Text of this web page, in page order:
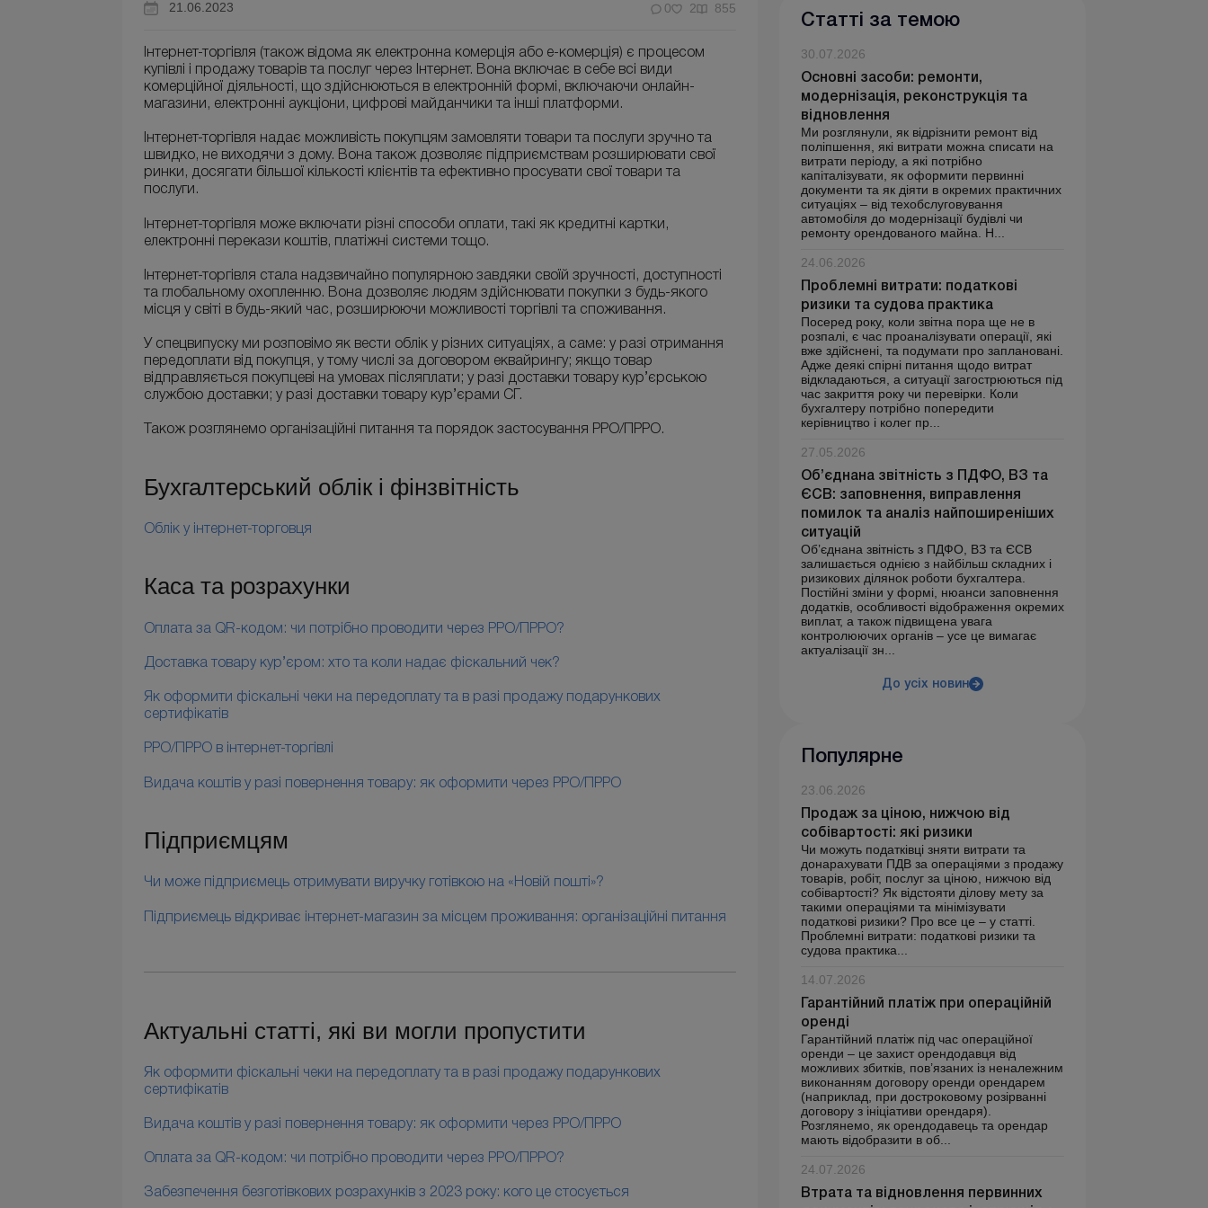
21.06.2023
0 2 855
Інтернет-торгівля (також відома як електронна комерція або е-комерція) є процесом
купівлі і продажу товарів та послуг через Інтернет. Вона включає в себе всі види
комерційної діяльності, що здійснюються в електронній формі, включаючи онлайн-
магазини, електронні аукціони, цифрові майданчики та інші платформи.
Інтернет-торгівля надає можливість покупцям замовляти товари та послуги зручно та
швидко, не виходячи з дому. Вона також дозволяє підприємствам розширювати свої
ринки, досягати більшої кількості клієнтів та ефективно просувати свої товари та
послуги.
Інтернет-торгівля може включати різні способи оплати, такі як кредитні картки,
електронні перекази коштів, платіжні системи тощо.
Інтернет-торгівля стала надзвичайно популярною завдяки своїй зручності, доступності
та глобальному охопленню. Вона дозволяє людям здійснювати покупки з будь-якого
місця у світі в будь-який час, розширюючи можливості торгівлі та споживання.
У спецвипуску ми розповімо як вести облік у різних ситуаціях, а саме: у разі отримання
передоплати від покупця, у тому числі за договором еквайрингу; якщо товар
відправляється покупцеві на умовах післяплати; у разі доставки товару кур’єрською
службою доставки; у разі доставки товару кур’єрами СГ.
Також розглянемо організаційні питання та порядок застосування РРО/ПРРО.
Бухгалтерський облік і фінзвітність
Облік у інтернет-торговця
Каса та розрахунки
Оплата за QR-кодом: чи потрібно проводити через РРО/ПРРО?
Доставка товару кур’єром: хто та коли надає фіскальний чек?
Як оформити фіскальні чеки на передоплату та в разі продажу подарункових
сертифікатів
РРО/ПРРО в інтернет-торгівлі
Видача коштів у разі повернення товару: як оформити через РРО/ПРРО
Підприємцям
Чи може підприємець отримувати виручку готівкою на «Новій пошті»?
Підприємець відкриває інтернет-магазин за місцем проживання: організаційні питання
Актуальні статті, які ви могли пропустити
Як оформити фіскальні чеки на передоплату та в разі продажу подарункових
сертифікатів
Видача коштів у разі повернення товару: як оформити через РРО/ПРРО
Оплата за QR-кодом: чи потрібно проводити через РРО/ПРРО?
Забезпечення безготівкових розрахунків з 2023 року: кого це стосується
Статті за темою
30.07.2026
Основні засоби: ремонти,
модернізація, реконструкція та
відновлення
Ми розглянули, як відрізнити ремонт від
поліпшення, які витрати можна списати на
витрати періоду, а які потрібно
капіталізувати, як оформити первинні
документи та як діяти в окремих практичних
ситуаціях – від техобслуговування
автомобіля до модернізації будівлі чи
ремонту орендованого майна. Н...
24.06.2026
Проблемні витрати: податкові
ризики та судова практика
Посеред року, коли звітна пора ще не в
розпалі, є час проаналізувати операції, які
вже здійснені, та подумати про заплановані.
Адже деякі спірні питання щодо витрат
відкладаються, а ситуації загострюються під
час закриття року чи перевірки. Коли
бухгалтеру потрібно попередити
керівництво і колег пр...
27.05.2026
Об’єднана звітність з ПДФО, ВЗ та
ЄСВ: заповнення, виправлення
помилок та аналіз найпоширеніших
ситуацій
Об’єднана звітність з ПДФО, ВЗ та ЄСВ
залишається однією з найбільш складних і
ризикових ділянок роботи бухгалтера.
Постійні зміни у формі, нюанси заповнення
додатків, особливості відображення окремих
виплат, а також підвищена увага
контролюючих органів – усе це вимагає
актуалізації зн...
До усіх новин
Популярне
23.06.2026
Продаж за ціною, нижчою від
собівартості: які ризики
Чи можуть податківці зняти витрати та
донарахувати ПДВ за операціями з продажу
товарів, робіт, послуг за ціною, нижчою від
собівартості? Як відстояти ділову мету за
такими операціями та мінімізувати
податкові ризики? Про все це – у статті.
Проблемні витрати: податкові ризики та
судова практика...
14.07.2026
Гарантійний платіж при операційній
оренді
Гарантійний платіж під час операційної
оренди – це захист орендодавця від
можливих збитків, пов’язаних із неналежним
виконанням договору оренди орендарем
(наприклад, при достроковому розірванні
договору з ініціативи орендаря).
Розглянемо, як орендодавець та орендар
мають відобразити в об...
24.07.2026
Втрата та відновлення первинних